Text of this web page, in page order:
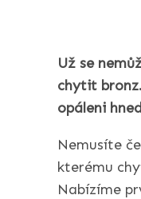
Už se
chytit
opáleni
Nemusíte
kterému
Nabízíme